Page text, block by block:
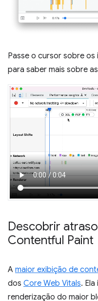
Passe o cursor sobre os
para saber mais sobre
Descobrir
Contentful Paint
A maior exibição de
dos Core Web Vitals.
renderização do maior